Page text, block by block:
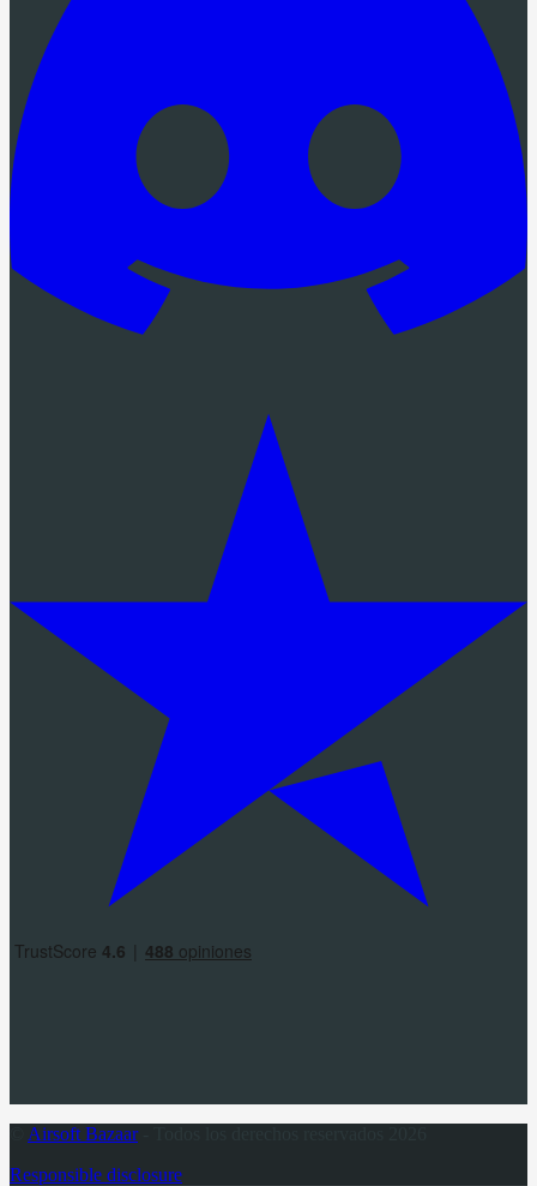
Airsoft Bazaar- Todos los derechos reservados 2026
Responsible disclosure